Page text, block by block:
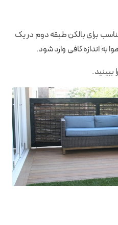
برای بالکن طبقه دوم در یک
به اندازه کافی وارد شود.
ببینید.